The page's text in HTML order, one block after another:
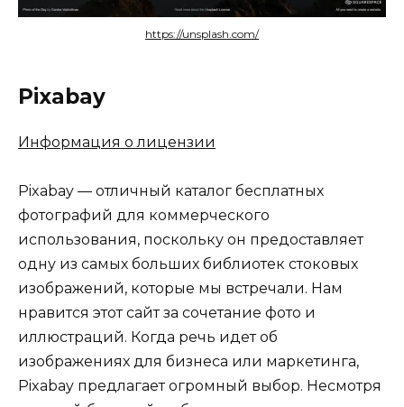
https://unsplash.com/
Pixabay
Информация о лицензии
Pixabay — отличный каталог бесплатных
фотографий для коммерческого
использования, поскольку он предоставляет
одну из самых больших библиотек стоковых
изображений, которые мы встречали. Нам
нравится этот сайт за сочетание фото и
иллюстраций. Когда речь идет об
изображениях для бизнеса или маркетинга,
Pixabay предлагает огромный выбор. Несмотря